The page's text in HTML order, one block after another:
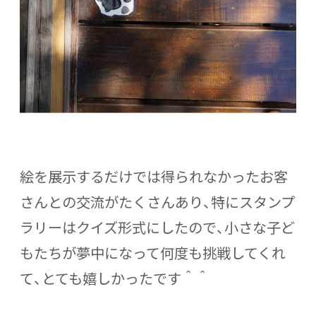
絵を展示するだけでは得られなかったお客
さんとの交流がたくさんあり、特にスタンプ
ラリーはクイズ形式にしたので、小さな子ど
もたちが夢中になって何度も挑戦してくれ
て、とても嬉しかったです＾＾